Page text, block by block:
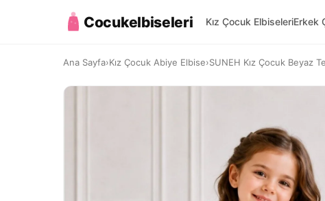
Cocukelbiseleri Kız Çocuk ElbiseleriErkek
Ana Sayfa›Kız Çocuk Abiye Elbise›SUNEH Kız Çocuk Beyaz